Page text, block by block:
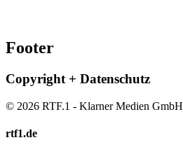
Footer
Copyright + Datenschutz
© 2026 RTF.1 - Klarner Medien GmbH
rtf1.de